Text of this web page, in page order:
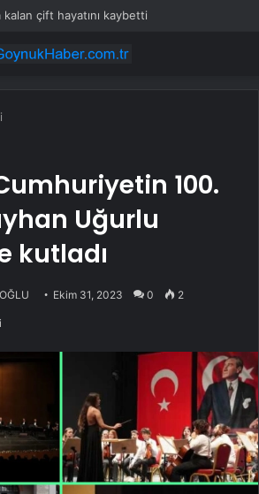
çift hayatını kaybetti
100.
Uğurlu
kutladı
Ekim 31, 2023 0 2